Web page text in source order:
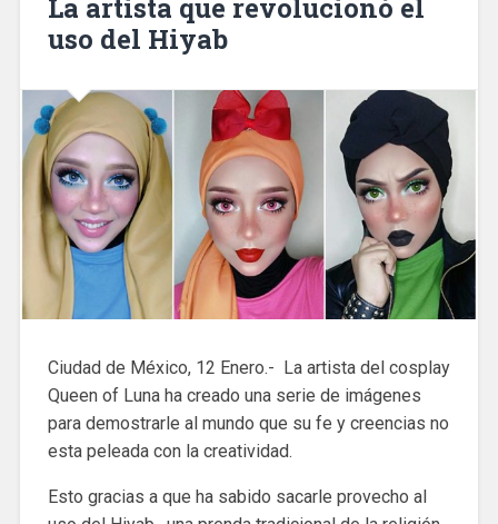
La artista que revolucionó el
uso del Hiyab
Ciudad de México, 12 Enero.- La artista del cosplay
Queen of Luna ha creado una serie de imágenes
para demostrarle al mundo que su fe y creencias no
esta peleada con la creatividad.
Esto gracias a que ha sabido sacarle provecho al